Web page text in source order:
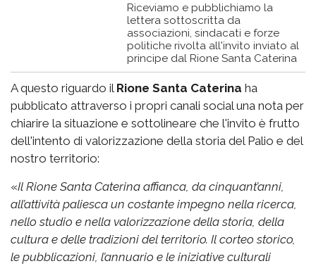
Riceviamo e pubblichiamo la
lettera sottoscritta da
associazioni, sindacati e forze
politiche rivolta all'invito inviato al
principe dal Rione Santa Caterina
A questo riguardo il Rione Santa Caterina ha
pubblicato attraverso i propri canali social una nota per
chiarire la situazione e sottolineare che l'invito è frutto
dell'intento di valorizzazione della storia del Palio e del
nostro territorio:
«Il Rione Santa Caterina affianca, da cinquant’anni,
all’attività paliesca un costante impegno nella ricerca,
nello studio e nella valorizzazione della storia, della
cultura e delle tradizioni del territorio. Il corteo storico,
le pubblicazioni, l’annuario e le iniziative culturali